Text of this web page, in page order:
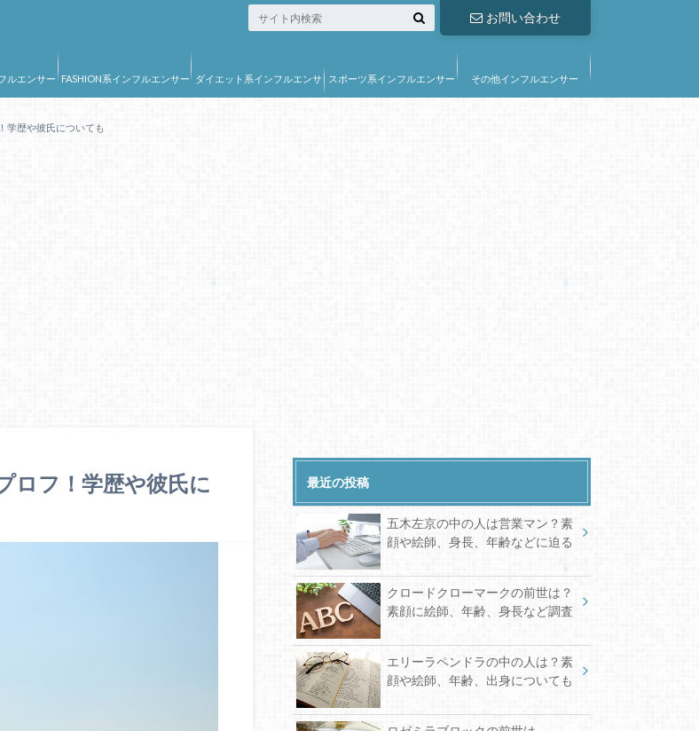
お問い合わせ
ルエンサー FASHION系インフルエンサー ダイエット系インフルエンサ スポーツ系インフルエンサー その他インフルエンサー
学歴や彼氏についても
ロフ！学歴や彼氏に